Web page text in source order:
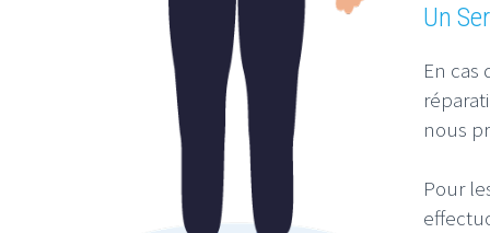
Un
En
nous
Pour